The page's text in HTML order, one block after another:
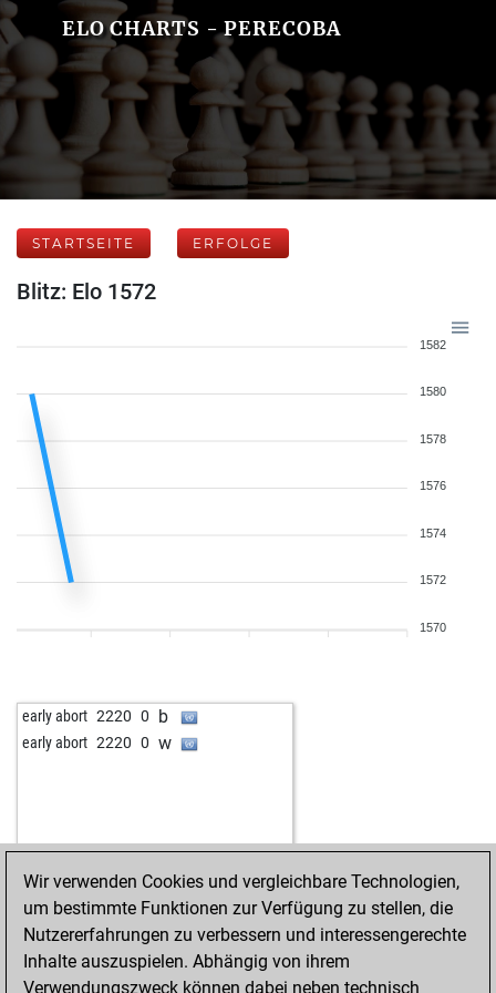
ELO CHARTS - PERECOBA
STARTSEITE ERFOLGE
Blitz: Elo 1572
1582
1580
1578
1576
1574
1572
1570
early abort 2220 0 b
early abort 2220 0 w
Wir verwenden Cookies und vergleichbare Technologien,
um bestimmte Funktionen zur Verfügung zu stellen, die
Nutzererfahrungen zu verbessern und interessengerechte
Inhalte auszuspielen. Abhängig von ihrem
Verwendungszweck können dabei neben technisch